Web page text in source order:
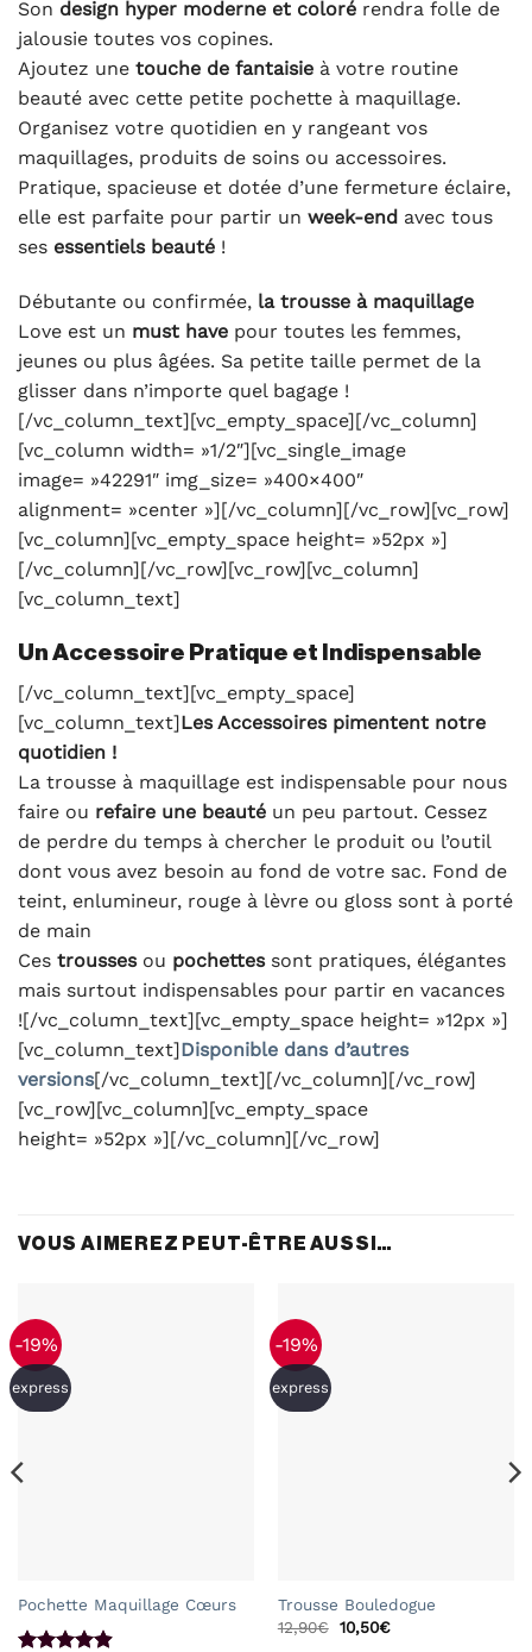
Son design hyper moderne et coloré rendra folle de
jalousie toutes vos copines.
Ajoutez une touche de fantaisie à votre routine
beauté avec cette petite pochette à maquillage.
Organisez votre quotidien en y rangeant vos
maquillages, produits de soins ou accessoires.
Pratique, spacieuse et dotée d’une fermeture éclaire,
elle est parfaite pour partir un week-end avec tous
ses essentiels beauté !
Débutante ou confirmée, la trousse à maquillage
Love est un must have pour toutes les femmes,
jeunes ou plus âgées. Sa petite taille permet de la
glisser dans n’importe quel bagage !
[/vc_column_text][vc_empty_space][/vc_column]
[vc_column width= »1/2″][vc_single_image
image= »42291″ img_size= »400×400″
alignment= »center »][/vc_column][/vc_row][vc_row]
[vc_column][vc_empty_space height= »52px »]
[/vc_column][/vc_row][vc_row][vc_column]
[vc_column_text]
Un Accessoire Pratique et Indispensable
[/vc_column_text][vc_empty_space]
[vc_column_text]Les Accessoires pimentent notre
quotidien !
La trousse à maquillage est indispensable pour nous
faire ou refaire une beauté un peu partout. Cessez
de perdre du temps à chercher le produit ou l’outil
dont vous avez besoin au fond de votre sac. Fond de
teint, enlumineur, rouge à lèvre ou gloss sont à porté
de main
Ces trousses ou pochettes sont pratiques, élégantes
mais surtout indispensables pour partir en vacances
![/vc_column_text][vc_empty_space height= »12px »]
[vc_column_text]Disponible dans d’autres
versions[/vc_column_text][/vc_column][/vc_row]
[vc_row][vc_column][vc_empty_space
height= »52px »][/vc_column][/vc_row]
VOUS AIMEREZ PEUT-ÊTRE AUSSI…
-19%
express
Pochette Maquillage Cœurs
-19%
express
Trousse Bouledogue
12,90€ Le
prix
10,50€Le